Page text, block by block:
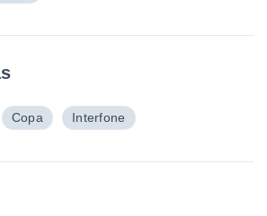
Copa Interfone